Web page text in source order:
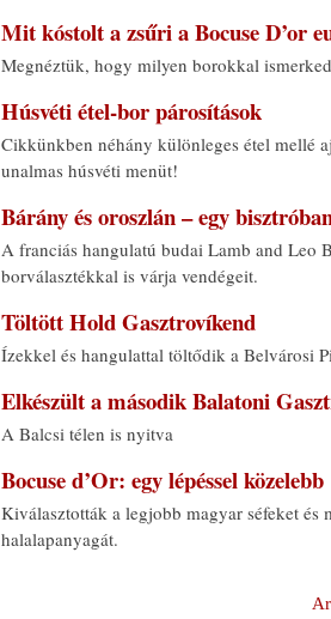
Mit kóstolt a zsűri a Bocuse D’or
Megnéztük, hogy milyen borokkal
Húsvéti étel-bor párosítások
Cikkünkben néhány különleges étel mellé
unalmas húsvéti menüt!
Bárány és oroszlán – egy
A franciás hangulatú budai Lamb and Leo
borválasztékkal is várja vendégeit.
Töltött Hold Gasztrovíkend
Ízekkel és hangulattal töltődik a Belvárosi
Elkészült a második Balatoni
A Balcsi télen is nyitva
Bocuse d’Or: egy lépéssel közelebb
Kiválasztották a legjobb magyar séfeket és
halalapanyagát.